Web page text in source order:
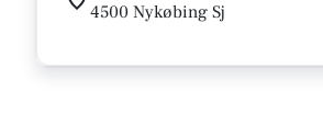
4500 Nykøbing Sj